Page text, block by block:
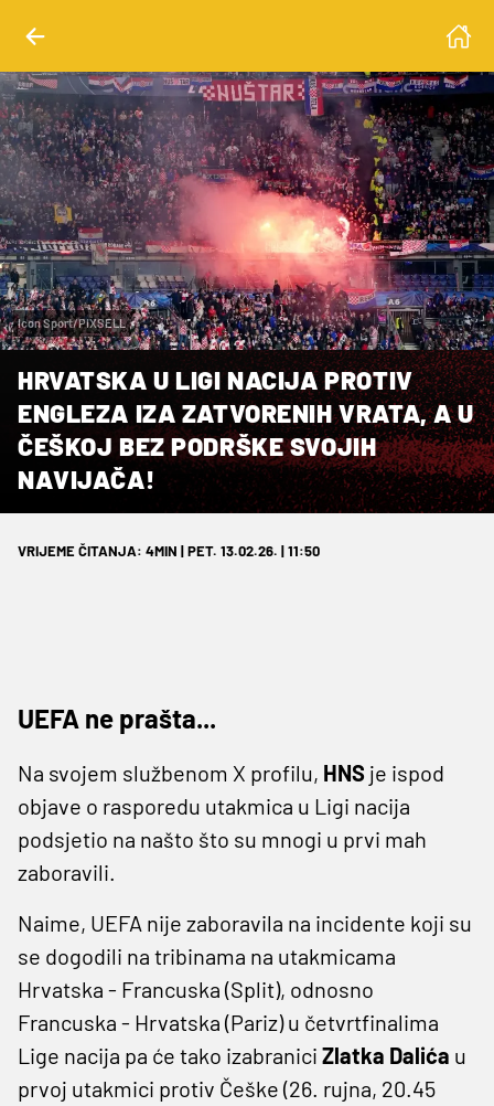
Icon Sport/PIXSELL
HRVATSKA U LIGI NACIJA PROTIV
ENGLEZA IZA ZATVORENIH VRATA, A U
ČEŠKOJ BEZ PODRŠKE SVOJIH
NAVIJAČA!
VRIJEME ČITANJA: 4MIN | PET. 13.02.26. | 11:50
UEFA ne prašta...
Na svojem službenom X profilu, HNS je ispod
objave o rasporedu utakmica u Ligi nacija
podsjetio na našto što su mnogi u prvi mah
zaboravili.
Naime, UEFA nije zaboravila na incidente koji su
se dogodili na tribinama na utakmicama
Hrvatska - Francuska (Split), odnosno
Francuska - Hrvatska (Pariz) u četvrtfinalima
Lige nacija pa će tako izabranici Zlatka Dalića u
prvoj utakmici protiv Češke (26. rujna, 20.45